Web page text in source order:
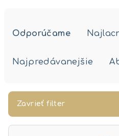
p
Odporúčame
Najpredávanejšie
Zavrieť filter